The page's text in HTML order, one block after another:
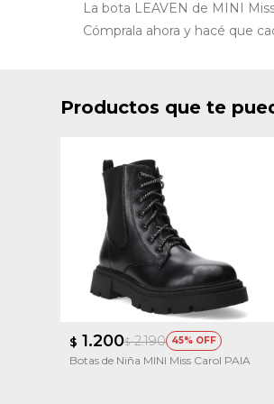
La bota LEAVEN de MINI
Cómprala ahora y hacé que
Productos que te
$ 1.200$ 2.190 45
Botas de Niña MINI Miss Carol PAIA